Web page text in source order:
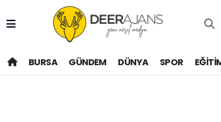
BURSA GÜNDEM DÜNYA SPOR
Hava Durumu
Trafik Durumu